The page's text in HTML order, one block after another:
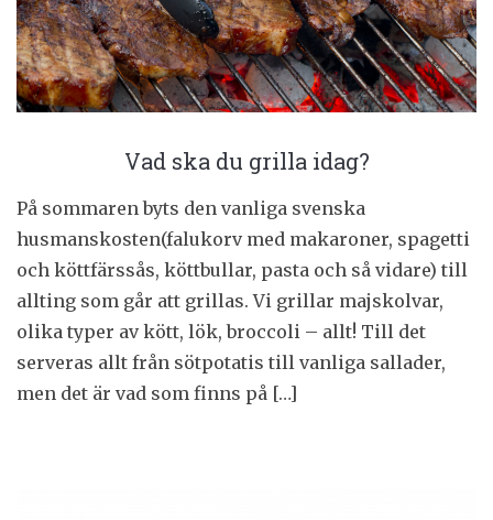
Vad ska du grilla idag?
På sommaren byts den vanliga svenska
husmanskosten(falukorv med makaroner, spagetti
och köttfärssås, köttbullar, pasta och så vidare) till
allting som går att grillas. Vi grillar majskolvar,
olika typer av kött, lök, broccoli – allt! Till det
serveras allt från sötpotatis till vanliga sallader,
men det är vad som finns på […]